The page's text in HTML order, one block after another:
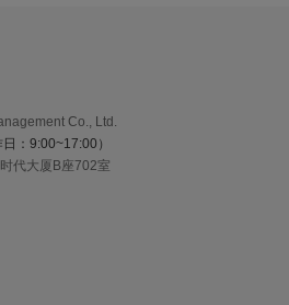
Co., Ltd.
：9:00~17:00）
代大厦B座702室